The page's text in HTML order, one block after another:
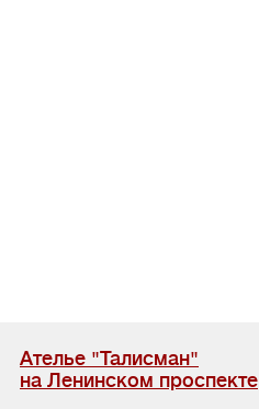
Ателье "Талисман"
на Ленинском проспекте